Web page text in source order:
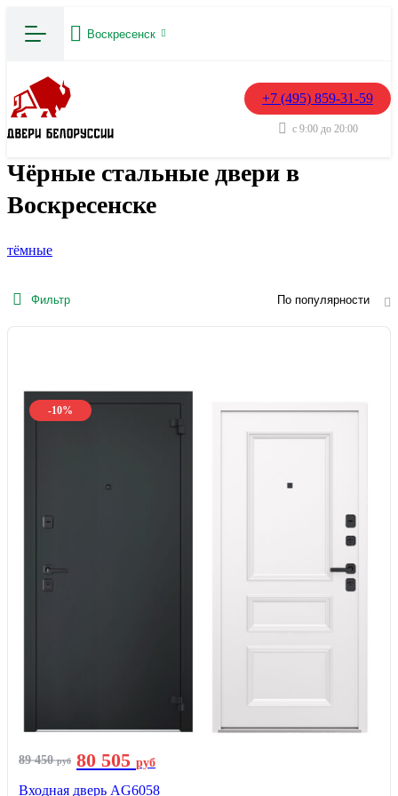
Воскресенск
+7 (495) 859-31-59
с 9:00 до 20:00
Чёрные стальные двери в
Воскресенске
тёмные
Фильтр По популярности
-10%
89 450руб 80 505 руб
Входная дверь AG6058